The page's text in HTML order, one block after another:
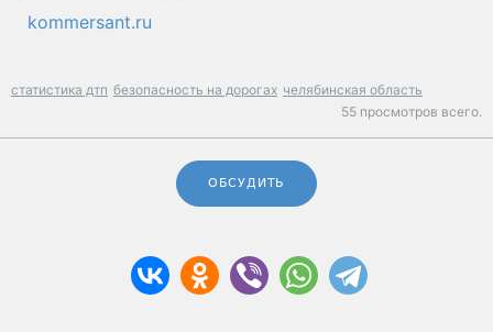
kommersant.ru
статистика дтп безопасность на дорогах челябинская область
55 просмотров всего.
ОБСУДИТЬ